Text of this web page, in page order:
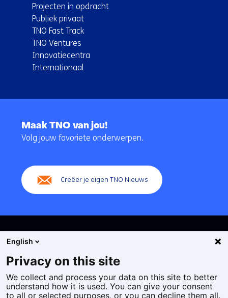
Projecten in opdracht
Publiek privaat
TNO Fast Track
TNO Ventures
Innovatiecentra
Internationaal
navigatie
Maak TNO van jou!
Volg jouw favoriete onderwerpen.
Creëer je eigen TNO Nieuws
Cookies
Privacy statement
English
Privacy on this site
We collect and process your data on this site to better
understand how it is used. You can give your consent
to all or selected purposes, or you can decline them all.